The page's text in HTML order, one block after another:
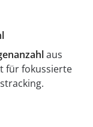
aus
für fokussierte